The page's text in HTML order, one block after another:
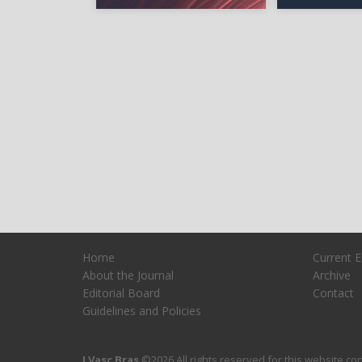
Home
About the Journal
Editorial Board
Guidelines and Policies
Current
Archive
Contact